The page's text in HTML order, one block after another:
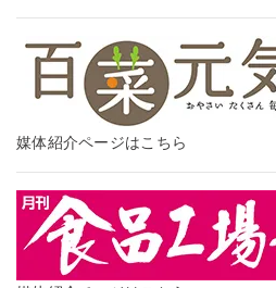
媒体紹介ページはこちら